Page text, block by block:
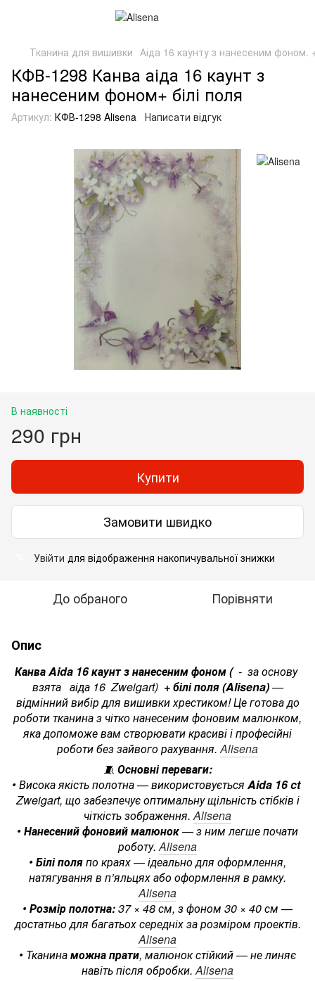
Тканина для вишивки Аіда 16 каунту з нанесеним фоном.
КФВ-1298 Канва аіда 16 каунт з
нанесеним фоном+ білі поля
Артикул: КФВ-1298 Alisena Написати відгук
В наявності
290 грн
Купити
Замовити швидко
Увійти для відображення накопичувальної знижки
До обраного Порівняти
Опис
Канва Aida 16 каунт з нанесеним фоном (- за основу
взята аіда 16 Zweigart) + білі поля (Alisena)—
відмінний вибір для вишивки хрестиком! Це готова до
роботи тканина з чітко нанесеним фоновим малюнком,
яка допоможе вам створювати красиві і професійні
роботи без зайвого рахування. Alisena
🧵 Основні переваги:
• Висока якість полотна — використовується Aida 16 ct
Zweigart, що забезпечує оптимальну щільність стібків і
чіткість зображення. Alisena
•Нанесений фоновий малюнок— з ним легше почати
роботу. Alisena
•Білі поляпо краях — ідеально для оформлення,
натягування в п’яльцях або оформлення в рамку.
Alisena
•Розмір полотна:37 × 48 см, з фоном 30 × 40 см —
достатньо для багатьох середніх за розміром проектів.
Alisena
• Тканинаможна прати, малюнок стійкий — не линяє
навіть після обробки. Alisena